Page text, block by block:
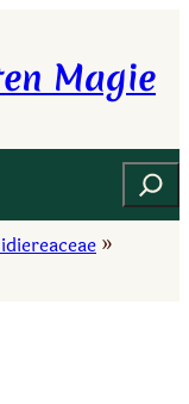
Magie
Suchen
»